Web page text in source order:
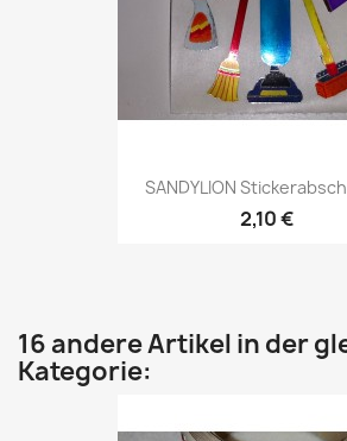
SANDYLION
2,10 €
16 andere Artikel in der
Kategorie: